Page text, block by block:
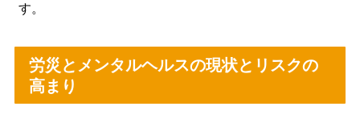
す。
労災とメンタルヘルスの現状とリスクの
高まり